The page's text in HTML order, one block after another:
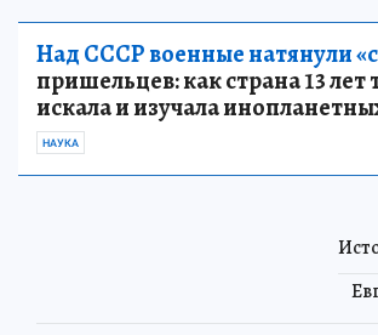
Над СССР военные натянули
пришельцев: как страна 13 лет
искала и изучала
НАУКА